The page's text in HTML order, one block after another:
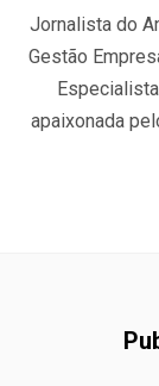
Jornalista do
Gestão
apaixonada